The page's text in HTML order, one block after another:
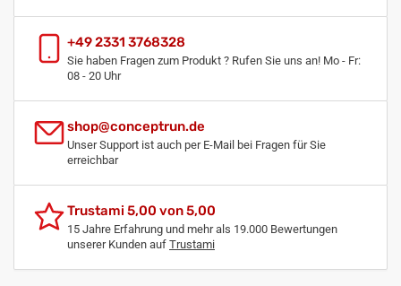
+49 2331 3768328
Sie haben Fragen zum Produkt ? Rufen Sie uns an! Mo - Fr:
08 - 20 Uhr
shop@conceptrun.de
Unser Support ist auch per E-Mail bei Fragen für Sie
erreichbar
Trustami 5,00 von 5,00
15 Jahre Erfahrung und mehr als 19.000 Bewertungen
unserer Kunden auf Trustami